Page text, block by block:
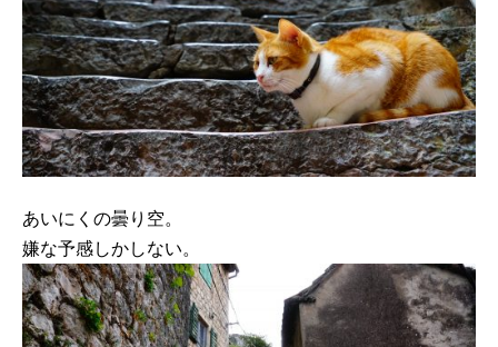
あいにくの曇り空。
嫌な予感しかしない。